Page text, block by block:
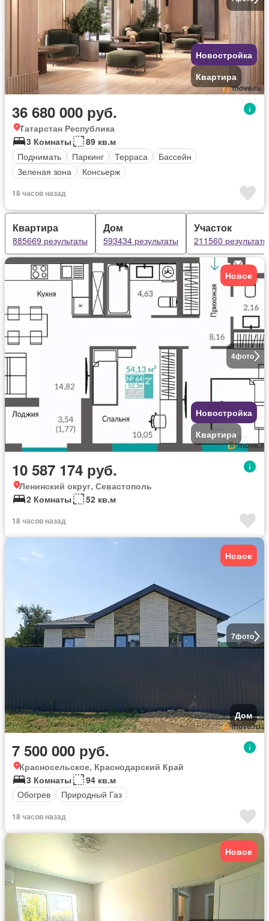
Новостройка
Квартира
36 680 000 руб.
Татарстан Республика
3 Комнаты
89 кв.м
Поднимать
Паркинг Терраса
Бассейн
Зеленая зона
Консьерж
18 часов назад
Квартира
885669 результаты
Дом
593434 результаты
Участок
211560 результаты
4фото
Новое
Новостройка
Квартира
10 587 174 руб.
Ленинский округ, Севастополь
2 Комнаты
52 кв.м
18 часов назад
7фото
Новое
Дом
7 500 000 руб.
Красносельское, Краснодарский Край
3 Комнаты
94 кв.м
Обогрев
Природный Газ
18 часов назад
Новое